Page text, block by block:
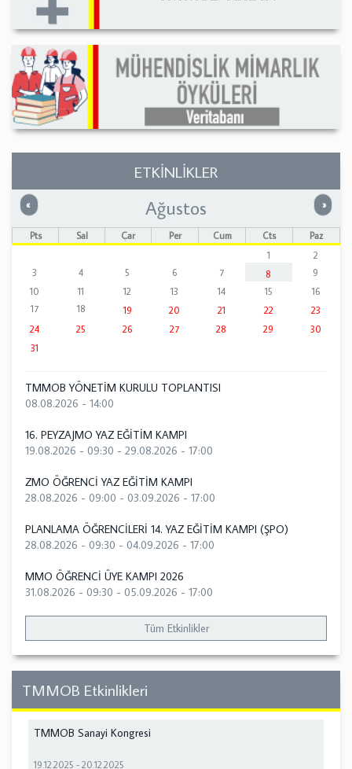
ETKİNLİKLER
« Önceki »
Ağustos
Pts Sal Çar Per Cum Cts
Paz
1
2
3
4 5 6 7 8
9
10
11 12 13 14 15
16
17
18 19 20 21 22
23
24
25 26 27 28 29
30
31
TMMOB YÖNETİM KURULU TOPLANTISI
08.08.2026 - 14:00
16. PEYZAJMO YAZ EĞİTİM KAMPI
19.08.2026 - 09:30 - 29.08.2026 - 17:00
ZMO ÖĞRENCİ YAZ EĞİTİM KAMPI
28.08.2026 - 09:00 - 03.09.2026 - 17:00
PLANLAMA ÖĞRENCİLERİ 14. YAZ EĞİTİM KAMPI (ŞPO)
28.08.2026 - 09:30 - 04.09.2026 - 17:00
MMO ÖĞRENCİ ÜYE KAMPI 2026
31.08.2026 - 09:30 - 05.09.2026 - 17:00
Tüm Etkinlikler
TMMOB Etkinlikleri
TMMOB Sanayi Kongresi
19.12.2025 -20.12.2025